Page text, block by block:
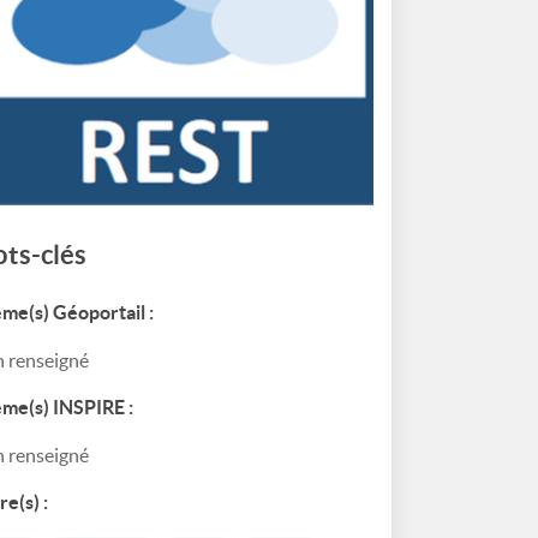
clés
Géoportail :
renseigné
INSPIRE :
renseigné
: